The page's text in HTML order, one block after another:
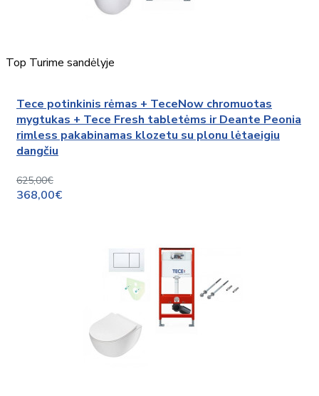
Top Turime sandėlyje
Tece potinkinis rėmas + TeceNow chromuotas
mygtukas + Tece Fresh tabletėms ir Deante Peonia
rimless pakabinamas klozetu su plonu lėtaeigiu
dangčiu
625,00€
368,00€